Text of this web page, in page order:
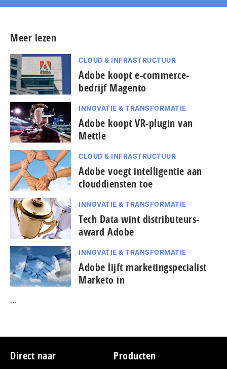
Meer lezen
CLOUD & INFRASTRUCTUUR
Adobe koopt e-commerce-
bedrijf Magento
INNOVATIE & TRANSFORMATIE
Adobe koopt VR-plugin van
Mettle
CLOUD & INFRASTRUCTUUR
Adobe voegt intelligentie aan
clouddiensten toe
INNOVATIE & TRANSFORMATIE
Tech Data wint distributeurs-
award Adobe
INNOVATIE & TRANSFORMATIE
Adobe lijft marketingspecialist
Marketo in
...
Footer
Direct naar Producten